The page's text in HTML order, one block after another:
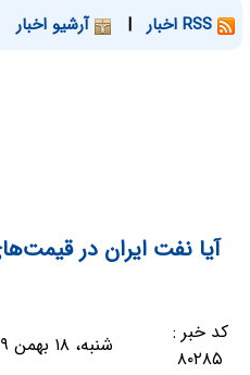
| آرشیو اخبار
آیا نفت ایران در
کد خبر :
۸۰۲۸۵
شنبه، ۱۸ بهمن ۱۳۹۹ - ۰۷:۵۴:۲۱